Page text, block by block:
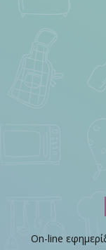
On-line